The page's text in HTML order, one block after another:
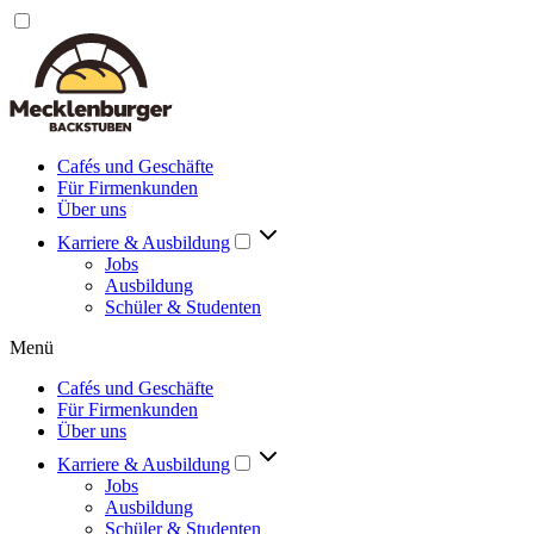
Cafés und Geschäfte
Für Firmenkunden
Über uns
Karriere & Ausbildung
Jobs
Ausbildung
Schüler & Studenten
Menü
Cafés und Geschäfte
Für Firmenkunden
Über uns
Karriere & Ausbildung
Jobs
Ausbildung
Schüler & Studenten